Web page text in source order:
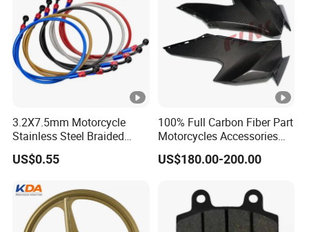
3.2X7.5mm Motorcycle
Stainless Steel Braided
PTFE Nylon Brake Line
Brake Hose Clutch Line
US$0.55
100% Full Carbon Fiber Part
Motorcycles Accessories
Side Fairings for Kawasaki
Zx10 2021+
US$180.00-200.00